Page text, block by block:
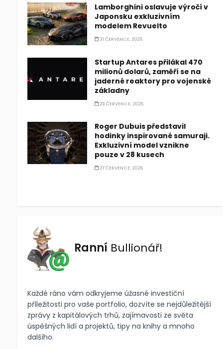
Lamborghini oslavuje výročí v
Japonsku exkluzivním
modelem Revuelto
31 ČERVENCE, 2026
Startup Antares přilákal 470
milionů dolarů, zaměří se na
jaderné reaktory pro vojenské
základny
29 ČERVENCE, 2026
Roger Dubuis představil
hodinky inspirované samuraji.
Exkluzivní model vznikne
pouze v 28 kusech
27 ČERVENCE, 2026
Ranní Bullionář!
Každé ráno vám odkryjeme úžasné investiční
příležitosti pro vaše portfolio, dozvíte se nejdůležitější
zprávy z kapitálových trhů, zajímavosti ze světa
úspěšných lidí a projektů, tipy na knihy a mnoho
dalšího.